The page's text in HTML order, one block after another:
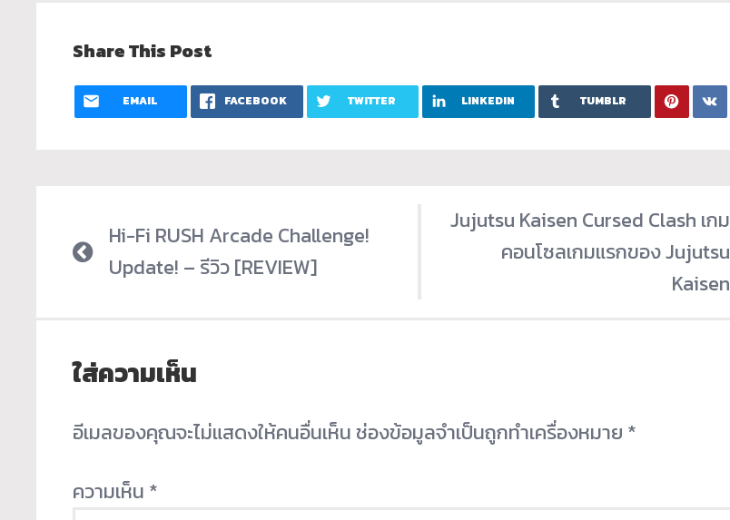
Share This Post
EMAIL FACEBOOK TWITTER LINKEDIN TUMBLR
Hi-Fi RUSH Arcade Challenge!
Update! – รีวิว [REVIEW]
Jujutsu Kaisen Cursed Clash เกม
คอนโซลเกมแรกของ Jujutsu
Kaisen
ใส่ความเห็น
อีเมลของคุณจะไม่แสดงให้คนอื่นเห็นช่องข้อมูลจำเป็นถูกทำเครื่องหมาย *
ความเห็น *